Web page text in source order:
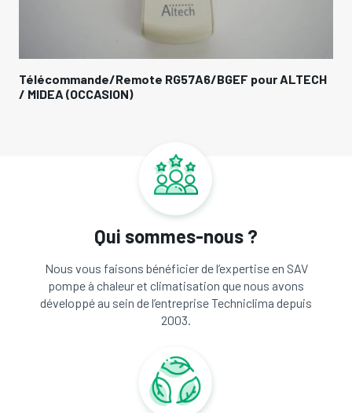
Télécommande/Remote RG57A6/BGEF pour ALTECH
/ MIDEA (OCCASION)
Qui sommes-nous ?
Nous vous faisons bénéficier de l’expertise en SAV
pompe à chaleur et climatisation que nous avons
développé au sein de l’entreprise Techniclima depuis
2003.